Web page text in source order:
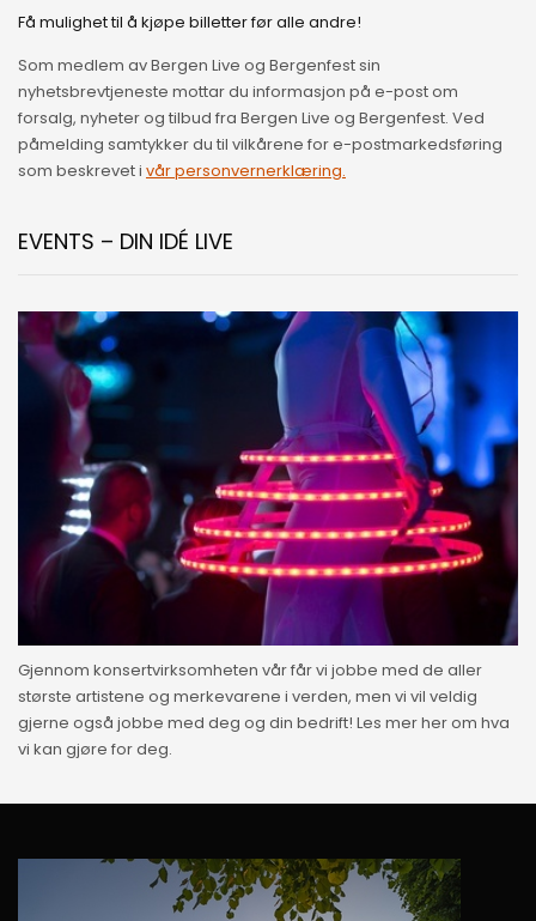
Få mulighet til å kjøpe billetter før alle andre!
Som medlem av Bergen Live og Bergenfest sin
nyhetsbrevtjeneste mottar du informasjon på e-post om
forsalg, nyheter og tilbud fra Bergen Live og Bergenfest. Ved
påmelding samtykker du til vilkårene for e-postmarkedsføring
som beskrevet i vår personvernerklæring.
EVENTS – DIN IDÉ LIVE
Gjennom konsertvirksomheten vår får vi jobbe med de aller
største artistene og merkevarene i verden, men vi vil veldig
gjerne også jobbe med deg og din bedrift! Les mer her om hva
vi kan gjøre for deg.